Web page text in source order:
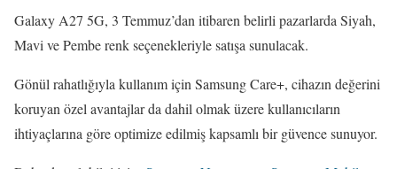
Galaxy A27 5G, 3 Temmuz’dan itibaren belirli pazarlarda Siyah,
Mavi ve Pembe renk seçenekleriyle satışa sunulacak.
Gönül rahatlığıyla kullanım için Samsung Care+, cihazın değerini
koruyan özel avantajlar da dahil olmak üzere kullanıcıların
ihtiyaçlarına göre optimize edilmiş kapsamlı bir güvence sunuyor.